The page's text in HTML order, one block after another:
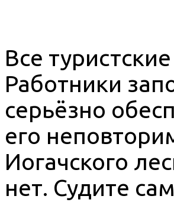
Все
Работники
серьёзно
его
Иогачского
нет. Судите